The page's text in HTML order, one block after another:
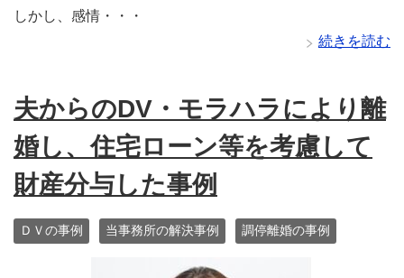
しかし、感情・・・
続きを読む
夫からのDV・モラハラにより離
婚し、住宅ローン等を考慮して
財産分与した事例
ＤＶの事例 当事務所の解決事例 調停離婚の事例